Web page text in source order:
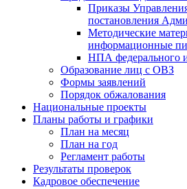
Приказы
постановления
Методические
информационные
НПА федерального
Образование лиц с ОВЗ
Формы заявлений
Порядок обжалования
Национальные проекты
Планы работы и графики
План на месяц
План на год
Регламент работы
Результаты проверок
Кадровое обеспечение